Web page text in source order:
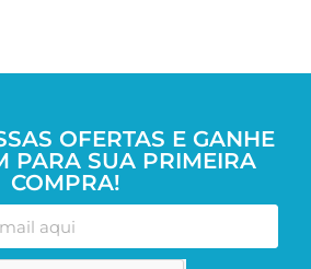
OFERTAS E GANHE
PARA SUA PRIMEIRA
COMPRA!